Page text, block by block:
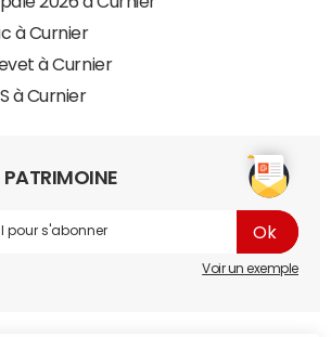
à Curnier
à Curnier
à Curnier
PATRIMOINE
Voir un exemple